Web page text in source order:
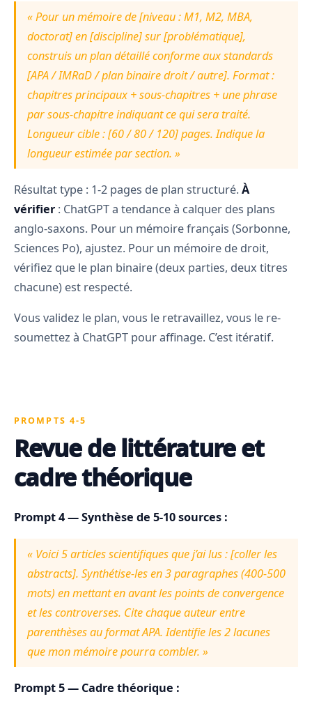
« Pour un mémoire de [niveau : M1, M2, MBA,
doctorat] en [discipline] sur [problématique],
construis un plan détaillé conforme aux standards
[APA / IMRaD / plan binaire droit / autre]. Format :
chapitres principaux + sous-chapitres + une phrase
par sous-chapitre indiquant ce qui sera traité.
Longueur cible : [60 / 80 / 120] pages. Indique la
longueur estimée par section. »
Résultat type : 1-2 pages de plan structuré. À
vérifier : ChatGPT a tendance à calquer des plans
anglo-saxons. Pour un mémoire français (Sorbonne,
Sciences Po), ajustez. Pour un mémoire de droit,
vérifiez que le plan binaire (deux parties, deux titres
chacune) est respecté.
Vous validez le plan, vous le retravaillez, vous le re-
soumettez à ChatGPT pour affinage. C’est itératif.
PROMPTS 4-5
Revue de littérature et
cadre théorique
Prompt 4 — Synthèse de 5-10 sources :
« Voici 5 articles scientifiques que j’ai lus : [coller les
abstracts]. Synthétise-les en 3 paragraphes (400-500
mots) en mettant en avant les points de convergence
et les controverses. Cite chaque auteur entre
parenthèses au format APA. Identifie les 2 lacunes
que mon mémoire pourra combler. »
Prompt 5 — Cadre théorique :